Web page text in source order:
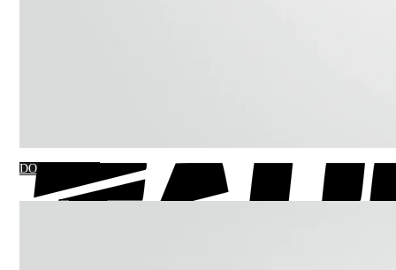
DO KOSZYKA